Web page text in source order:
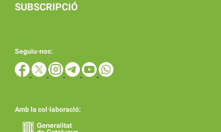
SUBSCRIPCIÓ
Seguiu-nos:
Amb la col·laboració: